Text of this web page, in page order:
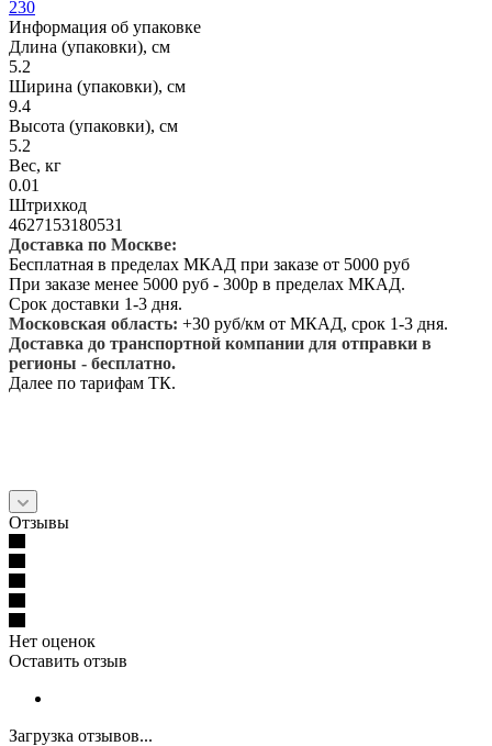
230
Информация об упаковке
Длина (упаковки), см
5.2
Ширина (упаковки), см
9.4
Высота (упаковки), см
5.2
Вес, кг
0.01
Штрихкод
4627153180531
Доставка по Москве:
Бесплатная в пределах МКАД при заказе от 5000 руб
При заказе менее 5000 руб - 300р в пределах МКАД.
Срок доставки 1-3 дня.
Московская область: +30 руб/км от МКАД, срок 1-3 дня.
Доставка до транспортной компании для отправки в
регионы - бесплатно.
Далее по тарифам ТК.
Отзывы
Нет оценок
Оставить отзыв
Загрузка отзывов...